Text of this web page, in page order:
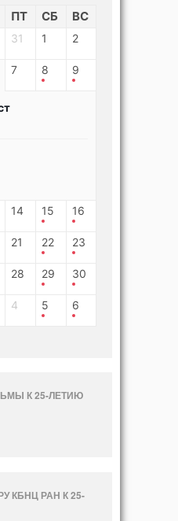
ПТ СБ ВС
31 1 2
7 8 9
14 15 16
21 22 23
28 29 30
4 5 6
К 25-ЛЕТИЮ
КБНЦ РАН К 25-